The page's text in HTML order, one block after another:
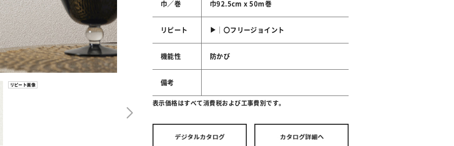
リピート画像
巾／巻 巾92.5cm x 50m巻
リピート ▶│〇フリージョイント
機能性 防かび
備考
表示価格はすべて消費税および工事費別です。